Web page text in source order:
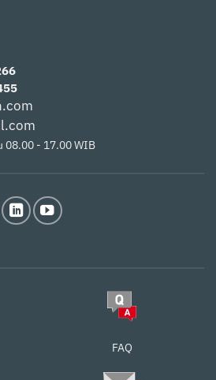
08.00 - 17.00 WIB
FAQ